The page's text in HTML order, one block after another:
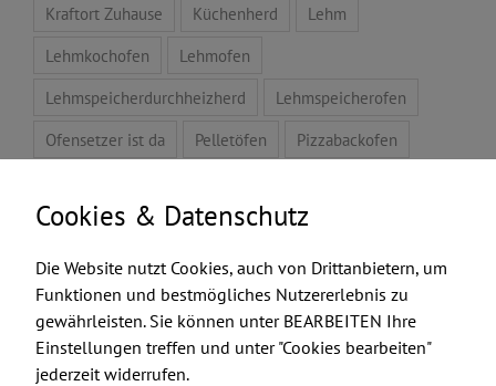
Kraftort Zuhause
Küchenherd
Lehm
Lehmkochofen
Lehmofen
Lehmspeicherdurchheizherd
Lehmspeicherofen
Ofensetzer ist da
Pelletöfen
Pizzabackofen
Tansania
Video Zeichentalent
FEUERMACHER.COM
Cookies & Datenschutz
Die Website nutzt Cookies, auch von Drittanbietern, um
Funktionen und bestmögliches Nutzererlebnis zu
gewährleisten. Sie können unter BEARBEITEN Ihre
Einstellungen treffen und unter "Cookies bearbeiten"
jederzeit widerrufen.